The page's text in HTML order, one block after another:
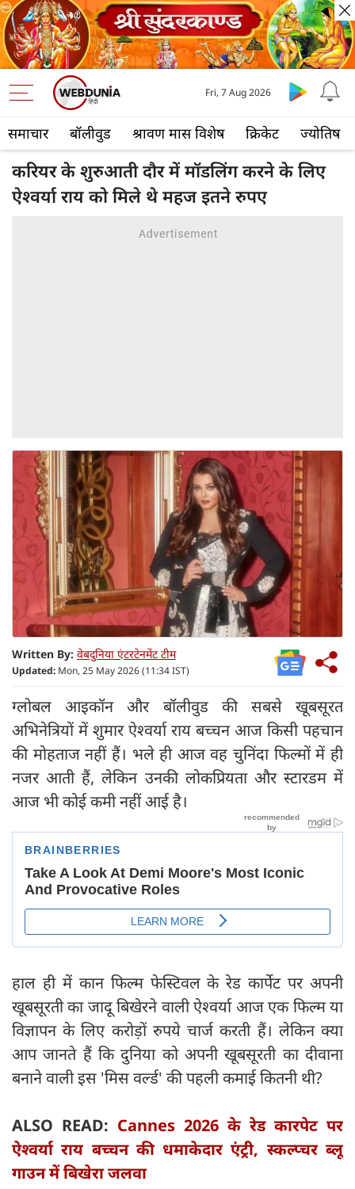
समाचार बॉलीवुड श्रावण मास विशेष क्रिकेट ज्योतिष
Fri, 7 Aug 2026
करियर के शुरुआती दौर में मॉडलिंग करने के लिए
ऐश्वर्या राय को मिले थे महज इतने रुपए
Written By: वेबदुनिया एंटरटेनमेंट टीम
Updated: Mon, 25 May 2026 (11:34 IST)
ग्लोबल आइकॉन और बॉलीवुड की सबसे खूबसूरत
अभिनेत्रियों में शुमार ऐश्वर्या राय बच्चन आज किसी पहचान
की मोहताज नहीं हैं। भले ही आज वह चुनिंदा फिल्मों में ही
नजर आती हैं, लेकिन उनकी लोकप्रियता और स्टारडम में
आज भी कोई कमी नहीं आई है।
हाल ही में कान फिल्म फेस्टिवल के रेड कार्पेट पर अपनी
खूबसूरती का जादू बिखेरने वाली ऐश्वर्या आज एक फिल्म या
विज्ञापन के लिए करोड़ों रुपये चार्ज करती हैं। लेकिन क्या
आप जानते हैं कि दुनिया को अपनी खूबसूरती का दीवाना
बनाने वाली इस 'मिस वर्ल्ड' की पहली कमाई कितनी थी?
ALSO READ: Cannes 2026 के रेड कारपेट पर
ऐश्वर्या राय बच्चन की धमाकेदार एंट्री, स्कल्प्चर ब्लू
गाउन में बिखेरा जलवा